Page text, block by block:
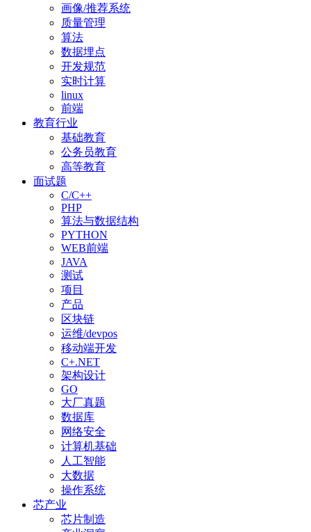
画像/推荐系统
质量管理
算法
数据埋点
开发规范
实时计算
linux
前端
教育行业
基础教育
公务员教育
高等教育
面试题
C/C++
PHP
算法与数据结构
PYTHON
WEB前端
JAVA
测试
项目
产品
区块链
运维/devpos
移动端开发
C+.NET
架构设计
GO
大厂真题
数据库
网络安全
计算机基础
人工智能
大数据
操作系统
芯产业
芯片制造